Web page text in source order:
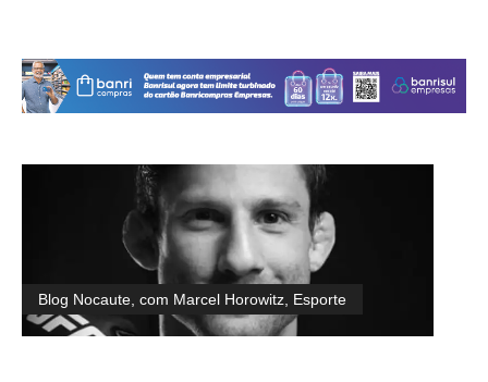
Blog Nocaute, com Marcel Horowitz, Esporte